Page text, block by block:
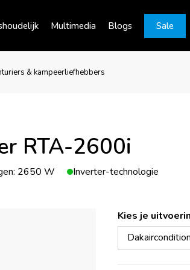
Multimedia Blogs Sale
& kampeerliefhebbers
RTA-2600i
2650 W Inverter-technologie
Kies je